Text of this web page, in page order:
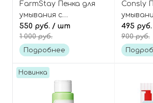
FarmStay Пенка для
умывания с
пептидами 9 peptide
super vitalizing
cleansing foam
550 руб. / шт
1 000 руб.
Подробнее
Consly
495 руб.
900 руб.
Новинка